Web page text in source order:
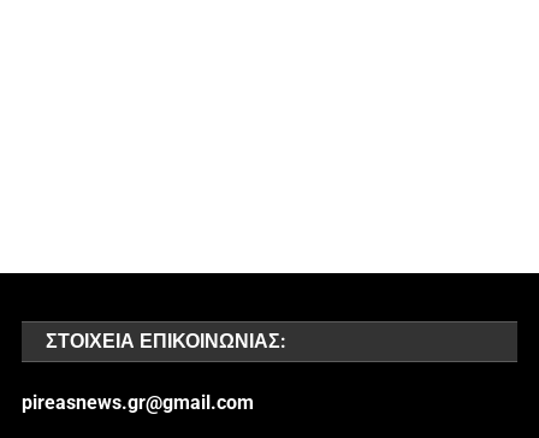
ΣΤΟΙΧΕΊΑ ΕΠΙΚΟΙΝΩΝΊΑΣ:
pireasnews.gr@gmail.com